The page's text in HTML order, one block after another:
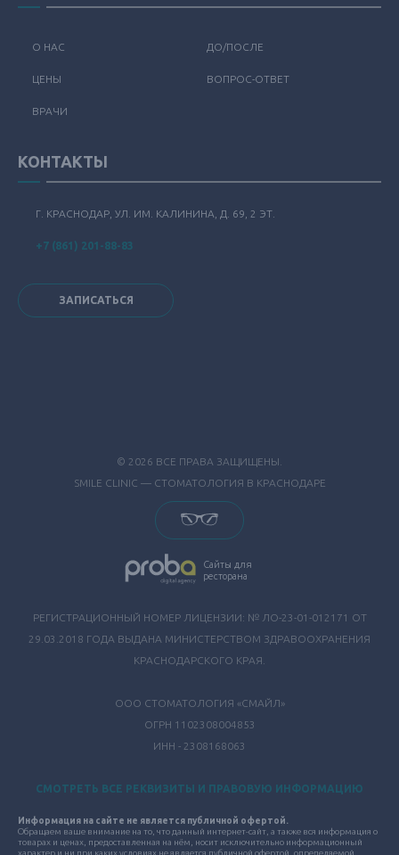
О НАС ДО/ПОСЛЕ
ЦЕНЫ ВОПРОС-ОТВЕТ
ВРАЧИ
КОНТАКТЫ
Г. КРАСНОДАР, УЛ. ИМ. КАЛИНИНА, Д. 69, 2 ЭТ.
+7 (861) 201-88-83
ЗАПИСАТЬСЯ
© 2026 ВСЕ ПРАВА ЗАЩИЩЕНЫ.
SMILE CLINIC — СТОМАТОЛОГИЯ В КРАСНОДАРЕ
Сайты для
ресторана
РЕГИСТРАЦИОННЫЙ НОМЕР ЛИЦЕНЗИИ: № ЛО-23-01-012171 ОТ
29.03.2018 ГОДА ВЫДАНА МИНИСТЕРСТВОМ ЗДРАВООХРАНЕНИЯ
КРАСНОДАРСКОГО КРАЯ.
ООО СТОМАТОЛОГИЯ «СМАЙЛ»
ОГРН 1102308004853
ИНН - 2308168063
СМОТРЕТЬ ВСЕ РЕКВИЗИТЫ И ПРАВОВУЮ ИНФОРМАЦИЮ
Информация на сайте не является публичной офертой.
Обращаем ваше внимание на то, что данный интернет-сайт, а также вся информация о
товарах и ценах, предоставленная на нём, носит исключительно информационный
характер и ни при каких условиях не является публичной офертой, определяемой